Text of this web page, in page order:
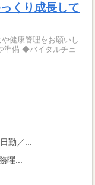
くり成長して
健康管理をお願いし
勤／...
曜...